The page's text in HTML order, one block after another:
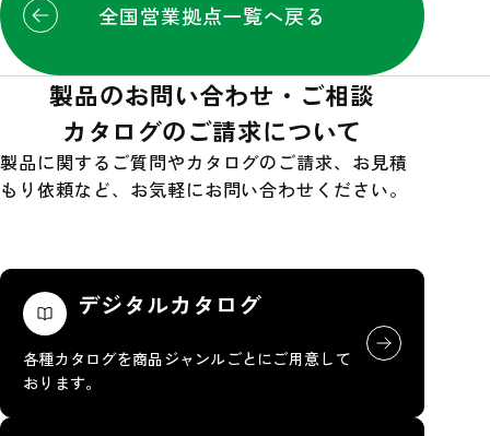
全国営業拠点一覧へ戻る
製品のお問い合わせ・ご相談
カタログのご請求について
製品に関するご質問やカタログのご請求、お見積
もり依頼など、お気軽にお問い合わせください。
デジタルカタログ
各種カタログを商品ジャンルごとにご用意して
おります。